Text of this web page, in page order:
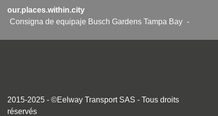
our.places.within.city
Consigna de equipaje Busch Gardens Tampa Bay -
2015-2025 - ©Eelway Transport SAS - Tous droits
réservés